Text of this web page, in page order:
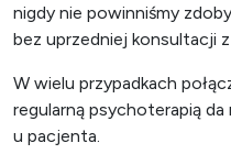
nigdy nie powinniśmy
bez uprzedniej konsultacji z
W wielu przypadkach
regularną psychoterapią
u pacjenta.